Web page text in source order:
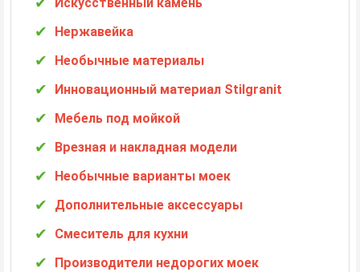
Нержавейка
Необычные материалы
Инновационный материал Stilgranit
Мебель под мойкой
Врезная и накладная модели
Необычные варианты моек
Дополнительные аксессуары
Смеситель для кухни
Производители недорогих моек